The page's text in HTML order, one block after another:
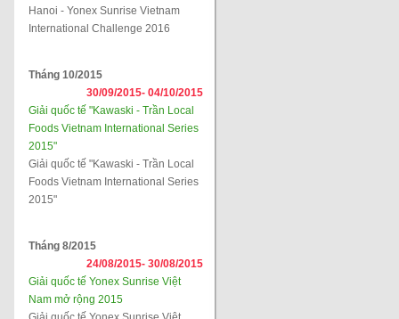
Hanoi - Yonex Sunrise Vietnam
International Challenge 2016
Tháng 10/2015
30/09/2015- 04/10/2015
Giải quốc tế "Kawaski - Trần Local
Foods Vietnam International Series
2015"
Giải quốc tế "Kawaski - Trần Local
Foods Vietnam International Series
2015"
Tháng 8/2015
24/08/2015- 30/08/2015
Giải quốc tế Yonex Sunrise Việt
Nam mở rộng 2015